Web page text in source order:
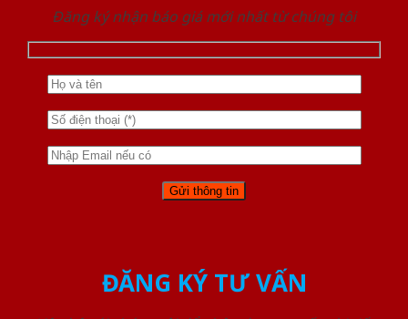
Đăng ký nhận báo giá mới nhất từ chúng tôi
ĐĂNG KÝ TƯ VẤN